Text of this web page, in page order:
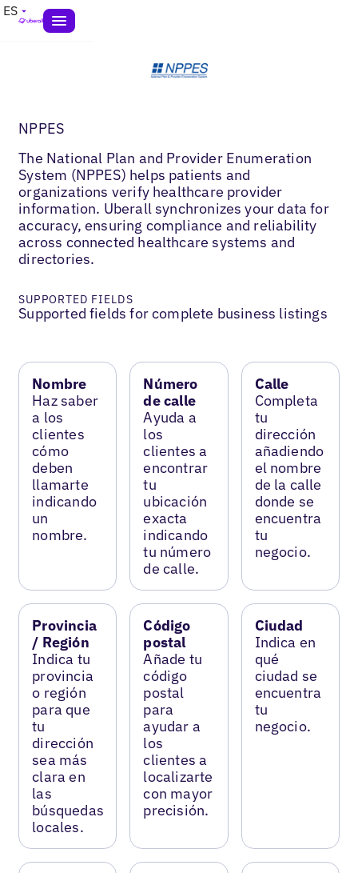
ES
NPPES
The National Plan and Provider Enumeration
System (NPPES) helps patients and
organizations verify healthcare provider
information. Uberall synchronizes your data for
accuracy, ensuring compliance and reliability
across connected healthcare systems and
directories.
SUPPORTED FIELDS
Supported fields for complete business listings
Nombre
Haz saber
a los
clientes
cómo
deben
llamarte
indicando
un
nombre.
Número
de calle
Ayuda a
los
clientes a
encontrar
tu
ubicación
exacta
indicando
tu número
de calle.
Calle
Completa
tu
dirección
añadiendo
el nombre
de la calle
donde se
encuentra
tu
negocio.
Provincia
/ Región
Indica tu
provincia
o región
para que
tu
dirección
sea más
clara en
las
búsquedas
locales.
Código
postal
Añade tu
código
postal
para
ayudar a
los
clientes a
localizarte
con mayor
precisión.
Ciudad
Indica en
qué
ciudad se
encuentra
tu
negocio.